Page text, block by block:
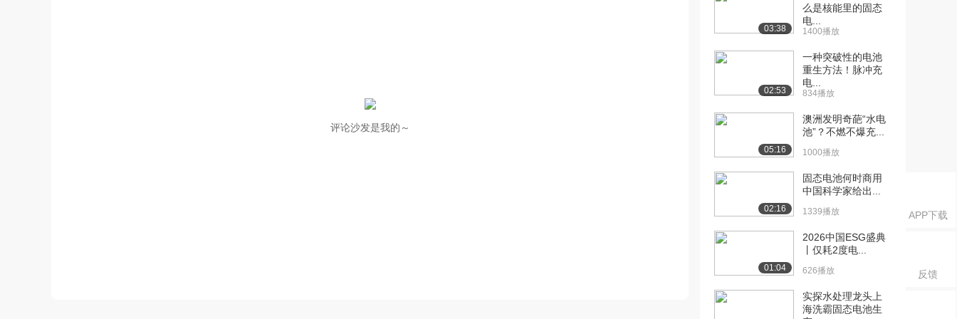
APP下载
反馈
评论沙发是我的～
03:38
么是核能里的固态
电...
1400播放
02:53
一种突破性的电池
重生方法！脉冲充
电...
834播放
05:16
澳洲发明奇葩“水电
池”？不燃不爆充...
1000播放
02:16
固态电池何时商用
中国科学家给出...
1339播放
01:04
2026中国ESG盛典
丨仅耗2度电...
626播放
实探水处理龙头上
海洗霸固态电池生